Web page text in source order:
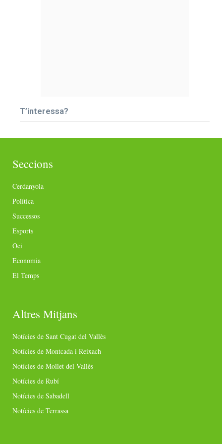
T’interessa?
Seccions
Cerdanyola
Política
Successos
Esports
Oci
Economia
El Temps
Altres Mitjans
Notícies de Sant Cugat del Vallès
Notícies de Montcada i Reixach
Notícies de Mollet del Vallès
Notícies de Rubí
Notícies de Sabadell
Notícies de Terrassa